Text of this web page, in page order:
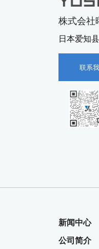
株式会社
日本爱知
联系
新闻中心
公司简介